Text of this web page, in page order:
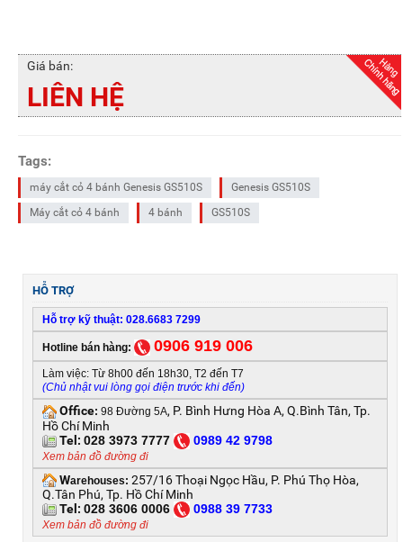
Giá bán:
LIÊN HỆ
Tags:
máy cắt cỏ 4 bánh Genesis GS510S
Genesis GS510S
Máy cắt cỏ 4 bánh
4 bánh GS510S
HỖ TRỢ
Hỗ trợ kỹ thuật: 028.6683 7299
Hotline bán hàng: 0906 919 006
Làm việc: Từ 8h00 đến 18h30, T2 đến T7
(Chủ nhật vui lòng gọi điện trước khi đến)
Office: 98 Đường 5A, P. Bình Hưng Hòa A, Q.Bình Tân, Tp.
Hồ Chí Minh
Tel: 028 3973 7777 0989 42 9798
Xem bản đồ đường đi
Warehouses: 257/16 Thoại Ngọc Hầu, P. Phú Thọ Hòa,
Q.Tân Phú, Tp. Hồ Chí Minh
Tel: 028 3606 0006 0988 39 7733
Xem bản đồ đường đi